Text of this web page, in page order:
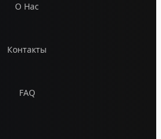
О Нас
Контакты
FAQ